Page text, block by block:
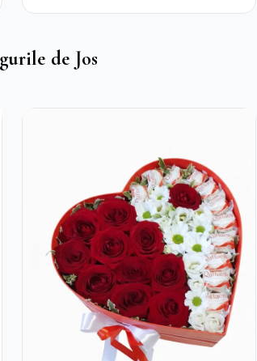
de Jos